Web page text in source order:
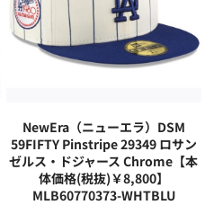
NewEra（ニューエラ）DSM
59FIFTY Pinstripe 29349 ロサン
ゼルス・ドジャース Chrome【本
体価格(税抜)￥8,800】
MLB60770373-WHTBLU